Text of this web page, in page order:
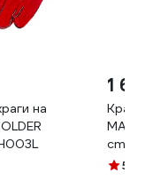
на
1
Краги
cm
5